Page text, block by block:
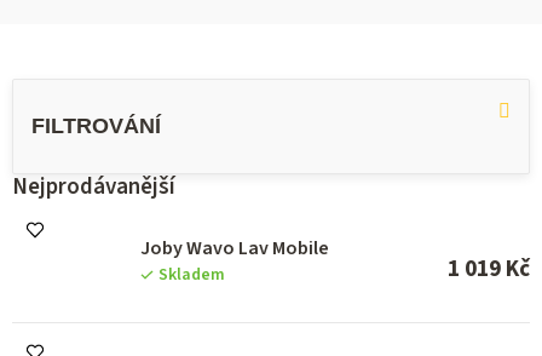
Nejprodávanější
Joby Wavo Lav Mobile
Skladem 1 019 Kč
V
s